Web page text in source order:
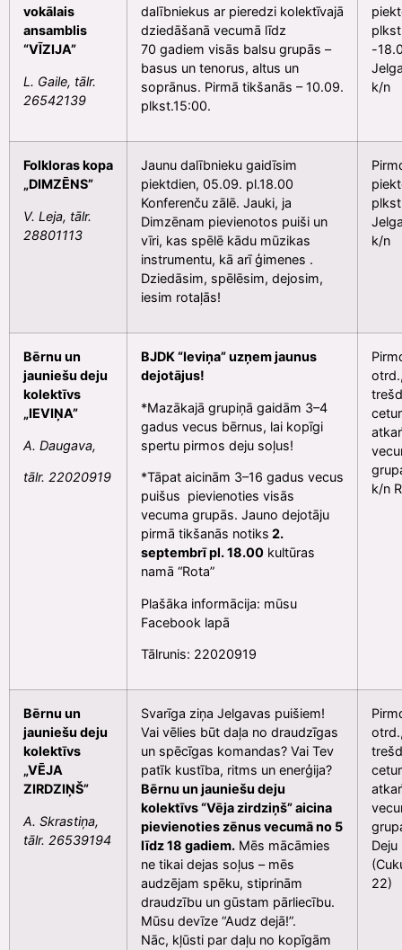
vokālais
ansamblis
“VĪZIJA”
L. Gaile, tālr.
26542139
dalībniekus ar pieredzi kolektīvajā
dziedāšanā vecumā līdz
70 gadiem visās balsu grupās –
basus un tenorus, altus un
soprānus. Pirmā tikšanās – 10.09.
plkst.15:00.
-
k/n
Folkloras kopa
„DIMZĒNS”
V. Leja, tālr.
28801113
Jaunu dalībnieku gaidīsim
piektdien, 05.09. pl.18.00
Konferenču zālē. Jauki, ja
Dimzēnam pievienotos puiši un
vīri, kas spēlē kādu mūzikas
instrumentu, kā arī ģimenes .
Dziedāsim, spēlēsim, dejosim,
iesim rotaļās!
k/n
Bērnu un
jauniešu deju
kolektīvs
„IEVIŅA”
A. Daugava,
tālr. 22020919
BJDK “Ieviņa” uzņem jaunus
dejotājus!
*Mazākajā grupiņā gaidām 3–4
gadus vecus bērnus, lai kopīgi
spertu pirmos deju soļus!
*Tāpat aicinām 3–16 gadus vecus
puišus pievienoties visās
vecuma grupās. Jauno dejotāju
pirmā tikšanās notiks 2.
septembrī pl. 18.00 kultūras
namā “Rota”
Plašāka informācija: mūsu
Facebook lapā
Tālrunis: 22020919
k/n
Bērnu un
jauniešu deju
kolektīvs
„VĒJA
ZIRDZIŅŠ”
A. Skrastiņa,
tālr. 26539194
Svarīga ziņa Jelgavas puišiem!
Vai vēlies būt daļa no draudzīgas
un spēcīgas komandas? Vai Tev
patīk kustība, ritms un enerģija?
Bērnu un jauniešu deju
kolektīvs “Vēja zirdziņš” aicina
pievienoties zēnus vecumā no 5
līdz 18 gadiem. Mēs mācāmies
ne tikai dejas soļus – mēs
audzējam spēku, stiprinām
draudzību un gūstam pārliecību.
Mūsu devīze “Audz dejā!”.
Nāc, kļūsti par daļu no kopīgām
Deju
22)